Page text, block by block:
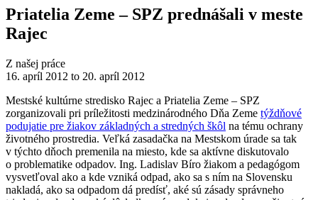
Priatelia Zeme – SPZ prednášali v meste
Rajec
Z našej práce
16. apríl 2012 to 20. apríl 2012
Mestské kultúrne stredisko Rajec a Priatelia Zeme – SPZ
zorganizovali pri príležitosti medzinárodného Dňa Zeme týždňové
podujatie pre žiakov základných a stredných škôl na tému ochrany
životného prostredia. Veľká zasadačka na Mestskom úrade sa tak
v týchto dňoch premenila na miesto, kde sa aktívne diskutovalo
o problematike odpadov. Ing. Ladislav Bíro žiakom a pedagógom
vysvetľoval ako a kde vzniká odpad, ako sa s ním na Slovensku
nakladá, ako sa odpadom dá predísť, aké sú zásady správneho